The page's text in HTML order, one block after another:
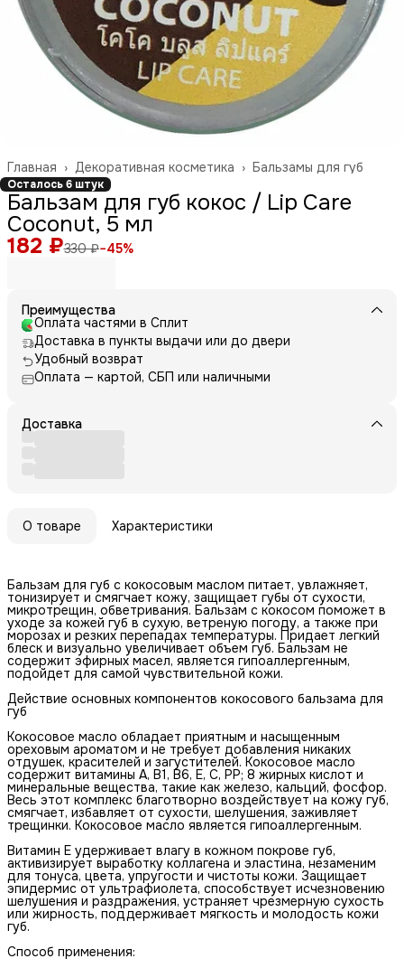
Бальзамы для губ
Декоративная косметика ›
Главная ›
Осталось 6 штук
Бальзам для губ кокос / Lip Care
Coconut, 5 мл
182 ₽330 ₽−45%
Преимущества
Оплата частями в Сплит
Доставка в пункты выдачи или до двери
Удобный возврат
Оплата — картой, СБП или наличными
Доставка
О товаре Характеристики
Бальзам для губ с кокосовым маслом питает, увлажняет,
тонизирует и смягчает кожу, защищает губы от сухости,
микротрещин, обветривания. Бальзам с кокосом поможет в
уходе за кожей губ в сухую, ветреную погоду, а также при
морозах и резких перепадах температуры. Придает легкий
блеск и визуально увеличивает объем губ. Бальзам не
содержит эфирных масел, является гипоаллергенным,
подойдет для самой чувствительной кожи.
Действие основных компонентов кокосового бальзама для
губ
Кокосовое масло обладает приятным и насыщенным
ореховым ароматом и не требует добавления никаких
отдушек, красителей и загустителей. Кокосовое масло
содержит витамины А, В1, В6, Е, С, РР; 8 жирных кислот и
минеральные вещества, такие как железо, кальций, фосфор.
Весь этот комплекс благотворно воздействует на кожу губ,
смягчает, избавляет от сухости, шелушения, заживляет
трещинки. Кокосовое масло является гипоаллергенным.
Витамин Е удерживает влагу в кожном покрове губ,
активизирует выработку коллагена и эластина, незаменим
для тонуса, цвета, упругости и чистоты кожи. Защищает
эпидермис от ультрафиолета, способствует исчезновению
шелушения и раздражения, устраняет чрезмерную сухость
или жирность, поддерживает мягкость и молодость кожи
губ.
Способ применения: